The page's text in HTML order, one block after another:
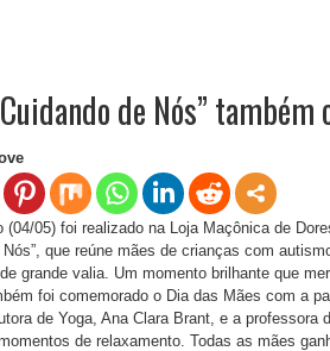
de Nós”
(04/05) foi realizado na Loja Maçônica de
Nós”, que reúne mães de crianças com
grande valia. Um momento brilhante que
foi comemorado o Dia das Mães com a
de Yoga, Ana Clara Brant, e a professora
de relaxamento. Todas as mães